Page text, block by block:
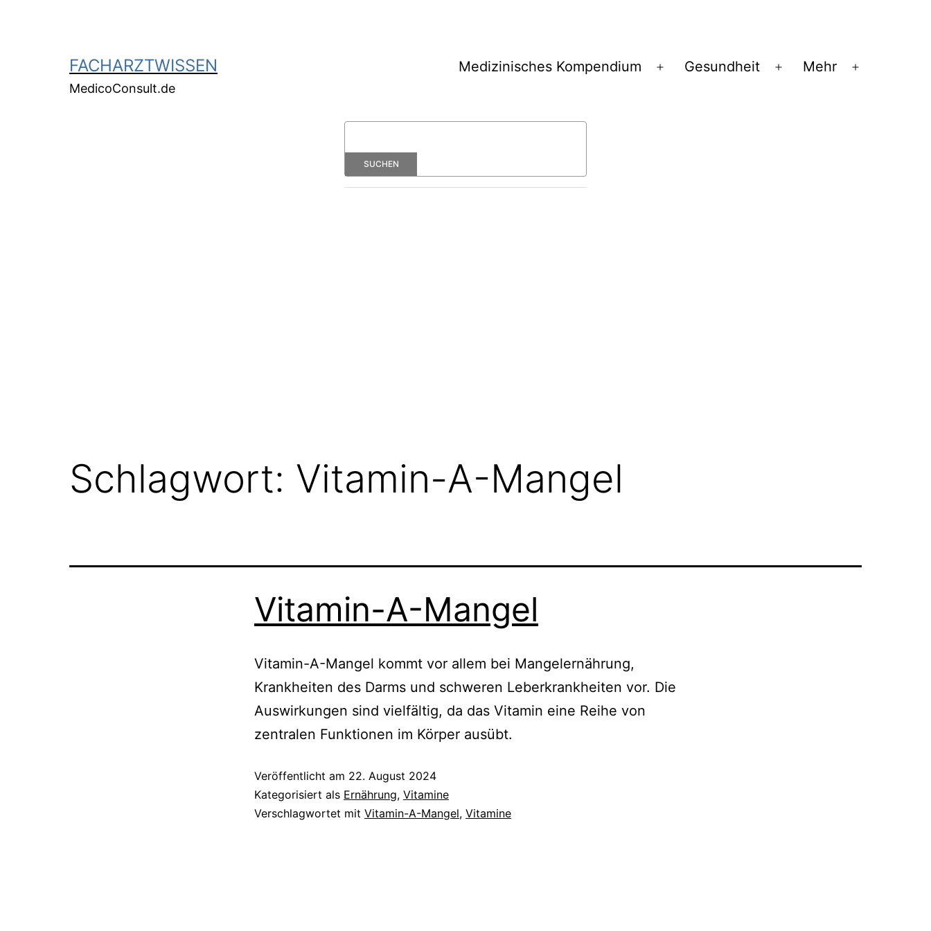
FACHARZTWISSEN
MedicoConsult.de
Medizinisches Kompendium
Menü
Gesundheit
Menü
Mehr
Schlagwort: Vitamin-A-Mangel
Vitamin-A-Mangel
Vitamin-A-Mangel kommt vor allem bei Mangelernährung,
Krankheiten des Darms und schweren Leberkrankheiten vor. Die
Auswirkungen sind vielfältig, da das Vitamin eine Reihe von
zentralen Funktionen im Körper ausübt.
Veröffentlicht am 22. August 2024
Kategorisiert als Ernährung, Vitamine
Verschlagwortet mit Vitamin-A-Mangel, Vitamine